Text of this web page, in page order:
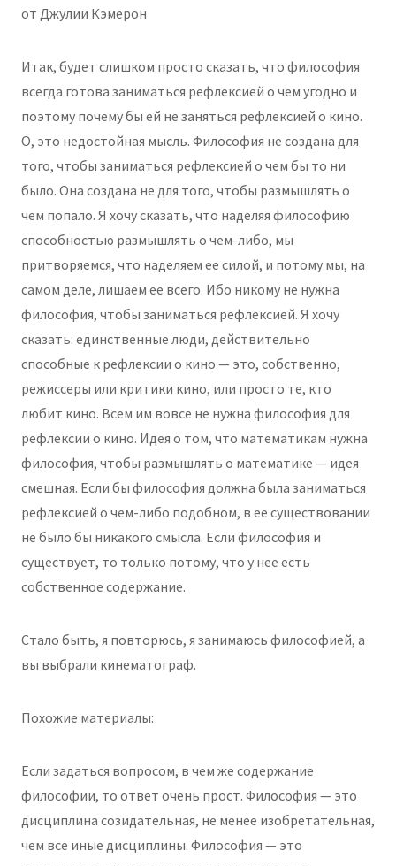
от Джулии Кэмерон
Итак, будет слишком просто сказать, что философия
всегда готова заниматься рефлексией о чем угодно и
поэтому почему бы ей не заняться рефлексией о кино.
О, это недостойная мысль. Философия не создана для
того, чтобы заниматься рефлексией о чем бы то ни
было. Она создана не для того, чтобы размышлять о
чем попало. Я хочу сказать, что наделяя философию
способностью размышлять о чем-либо, мы
притворяемся, что наделяем ее силой, и потому мы, на
самом деле, лишаем ее всего. Ибо никому не нужна
философия, чтобы заниматься рефлексией. Я хочу
сказать: единственные люди, действительно
способные к рефлексии о кино — это, собственно,
режиссеры или критики кино, или просто те, кто
любит кино. Всем им вовсе не нужна философия для
рефлексии о кино. Идея о том, что математикам нужна
философия, чтобы размышлять о математике — идея
смешная. Если бы философия должна была заниматься
рефлексией о чем-либо подобном, в ее существовании
не было бы никакого смысла. Если философия и
существует, то только потому, что у нее есть
собственное содержание.
Стало быть, я повторюсь, я занимаюсь философией, а
вы выбрали кинематограф.
Похожие материалы:
Если задаться вопросом, в чем же содержание
философии, то ответ очень прост. Философия — это
дисциплина созидательная, не менее изобретательная,
чем все иные дисциплины. Философия — это